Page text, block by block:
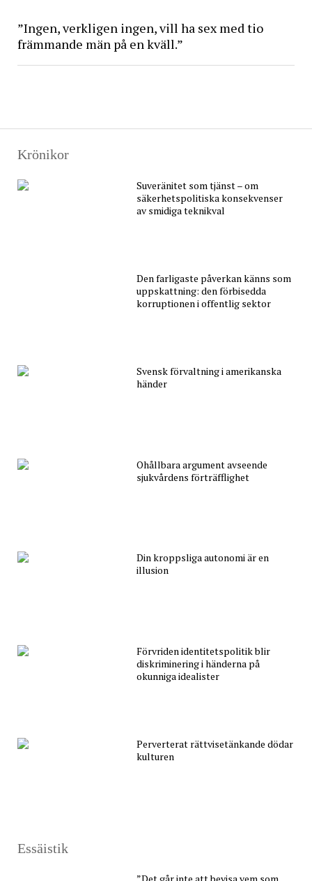
”Ingen, verkligen ingen, vill ha sex med tio
främmande män på en kväll.”
Krönikor
Suveränitet som tjänst – om
säkerhetspolitiska konsekvenser
av smidiga teknikval
Den farligaste påverkan känns som
uppskattning: den förbisedda
korruptionen i offentlig sektor
Svensk förvaltning i amerikanska
händer
Ohållbara argument avseende
sjukvårdens förträfflighet
Din kroppsliga autonomi är en
illusion
Förvriden identitetspolitik blir
diskriminering i händerna på
okunniga idealister
Perverterat rättvisetänkande dödar
kulturen
Essäistik